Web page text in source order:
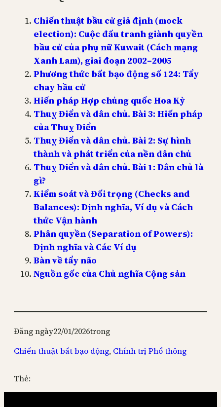
Chiến thuật bầu cử giả định (mock
election): Cuộc đấu tranh giành quyền
bầu cử của phụ nữ Kuwait (Cách mạng
Xanh Lam), giai đoạn 2002–2005
Phương thức bất bạo động số 124: Tẩy
chay bầu cử
Hiến pháp Hợp chủng quốc Hoa Kỳ
Thuỵ Điển và dân chủ. Bài 3: Hiến pháp
của Thuỵ Điển
Thuỵ Điển và dân chủ. Bài 2: Sự hình
thành và phát triển của nền dân chủ
Thuỵ Điển và dân chủ. Bài 1: Dân chủ là
gì?
Kiểm soát và Đối trọng (Checks and
Balances): Định nghĩa, Ví dụ và Cách
thức Vận hành
Phân quyền (Separation of Powers):
Định nghĩa và Các Ví dụ
Bàn về tẩy não
Nguồn gốc của Chủ nghĩa Cộng sản
Đăng ngày22/01/2026trong
Chiến thuật bất bạo động, Chính trị Phổ thông
Thẻ: